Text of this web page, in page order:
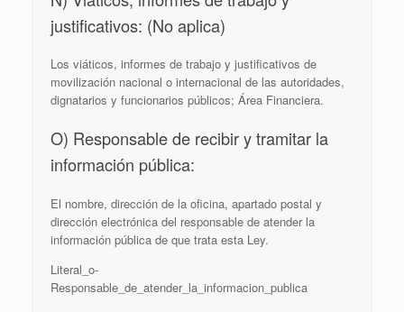
justificativos: (No aplica)
Los viáticos, informes de trabajo y justificativos de
movilización nacional o internacional de las autoridades,
dignatarios y funcionarios públicos; Área Financiera.
O) Responsable de recibir y tramitar la
información pública:
El nombre, dirección de la oficina, apartado postal y
dirección electrónica del responsable de atender la
información pública de que trata esta Ley.
Literal_o-
Responsable_de_atender_la_informacion_publica